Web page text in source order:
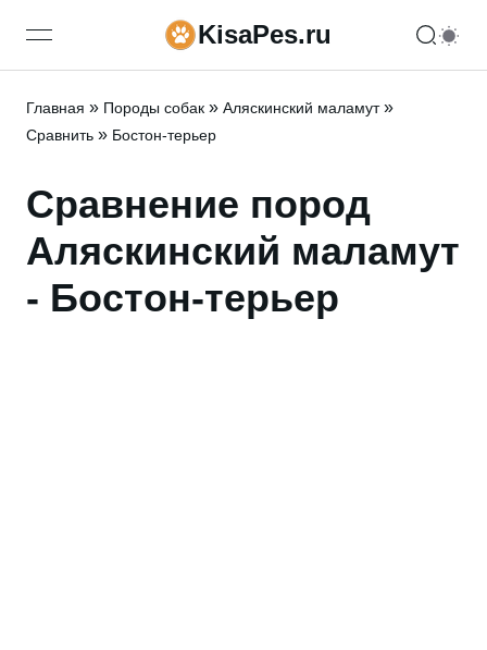
open navigation menuKisaPes.ru
Главная » Породы собак » Аляскинский маламут»
Сравнить » Бостон-терьер
Сравнение пород
Аляскинский маламут
- Бостон-терьер